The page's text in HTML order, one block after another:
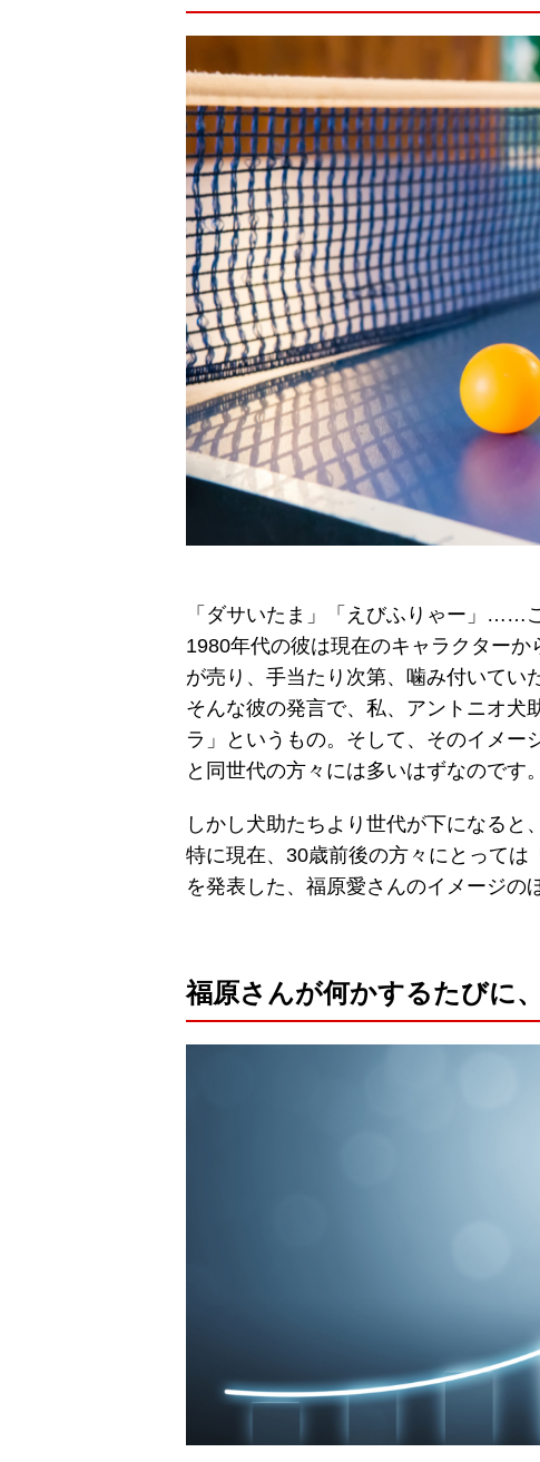
「ダサいたま」「えびふりゃー」……
1980年代の彼は現在のキャラクター
が売り、手当たり次第、噛み付いてい
そんな彼の発言で、私、アントニオ犬
ラ」というもの。そして、そのイメー
と同世代の方々には多いはずなのです。
しかし犬助たちより世代が下になると
特に現在、30歳前後の方々にとっては
を発表した、福原愛さんのイメージの
福原さんが何かするたびに